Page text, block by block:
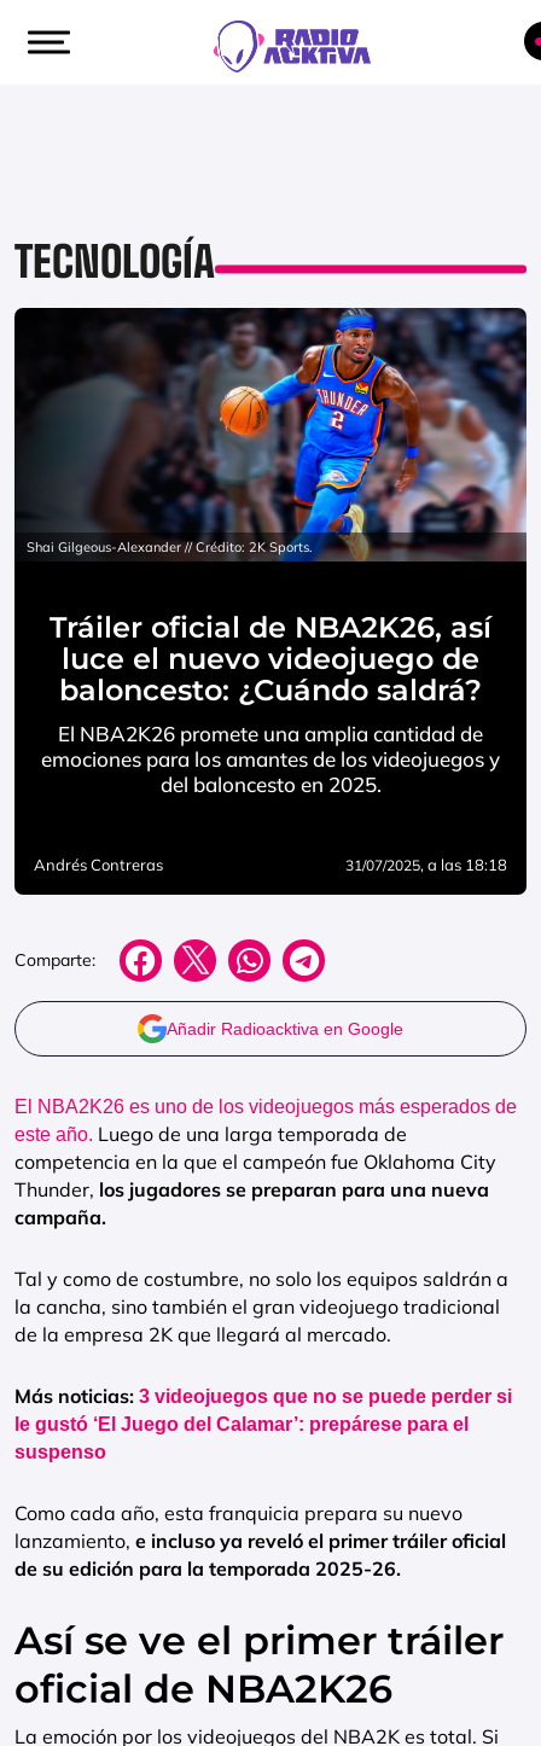
TECNOLOGÍA
Shai Gilgeous-Alexander // Crédito: 2K Sports.
Tráiler oficial de NBA2K26, así
luce el nuevo videojuego de
baloncesto: ¿Cuándo saldrá?
El NBA2K26 promete una amplia cantidad de
emociones para los amantes de los videojuegos y
del baloncesto en 2025.
Andrés Contreras 31/07/2025, a las 18:18
Comparte:
Añadir Radioacktiva en Google
El NBA2K26 es uno de los videojuegos más esperados de
este año. Luego de una larga temporada de
competencia en la que el campeón fue Oklahoma City
Thunder, los jugadores se preparan para una nueva
campaña.
Tal y como de costumbre, no solo los equipos saldrán a
la cancha, sino también el gran videojuego tradicional
de la empresa 2K que llegará al mercado.
Más noticias: 3 videojuegos que no se puede perder si
le gustó ‘El Juego del Calamar’: prepárese para el
suspenso
Como cada año, esta franquicia prepara su nuevo
lanzamiento, e incluso ya reveló el primer tráiler oficial
de su edición para la temporada 2025-26.
Así se ve el primer tráiler
oficial de NBA2K26
La emoción por los videojuegos del NBA2K es total. Si